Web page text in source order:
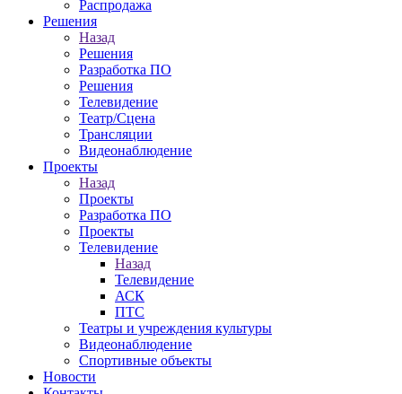
Распродажа
Решения
Назад
Решения
Разработка ПО
Решения
Телевидение
Театр/Сцена
Трансляции
Видеонаблюдение
Проекты
Назад
Проекты
Разработка ПО
Проекты
Телевидение
Назад
Телевидение
АСК
ПТС
Театры и учреждения культуры
Видеонаблюдение
Спортивные объекты
Новости